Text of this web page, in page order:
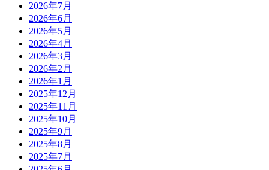
2026年7月
2026年6月
2026年5月
2026年4月
2026年3月
2026年2月
2026年1月
2025年12月
2025年11月
2025年10月
2025年9月
2025年8月
2025年7月